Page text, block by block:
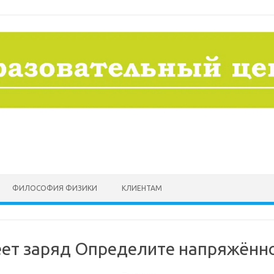
ФИЛОСОФИЯ ФИЗИКИ КЛИЕНТАМ
заряд Определите